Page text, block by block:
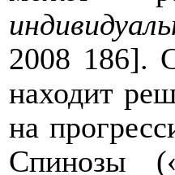
2008 186].
находит
на
Спинозы